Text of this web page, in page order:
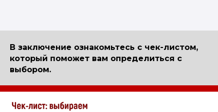
В заключение ознакомьтесь с чек-листом,
который поможет вам определиться с
выбором.